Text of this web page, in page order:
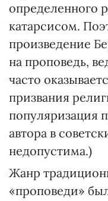
определенного
катарсисом.
произведение
на проповедь,
часто
призвания
популяризация
автора в
недопустима.)
Жанр
«проповеди»